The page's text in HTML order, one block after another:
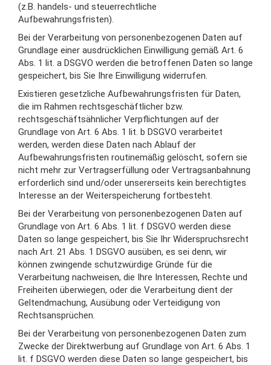
(z.B. handels- und steuerrechtliche
Aufbewahrungsfristen).
Bei der Verarbeitung von personenbezogenen Daten auf
Grundlage einer ausdrücklichen Einwilligung gemäß Art. 6
Abs. 1 lit. a DSGVO werden die betroffenen Daten so lange
gespeichert, bis Sie Ihre Einwilligung widerrufen.
Existieren gesetzliche Aufbewahrungsfristen für Daten,
die im Rahmen rechtsgeschäftlicher bzw.
rechtsgeschäftsähnlicher Verpflichtungen auf der
Grundlage von Art. 6 Abs. 1 lit. b DSGVO verarbeitet
werden, werden diese Daten nach Ablauf der
Aufbewahrungsfristen routinemäßig gelöscht, sofern sie
nicht mehr zur Vertragserfüllung oder Vertragsanbahnung
erforderlich sind und/oder unsererseits kein berechtigtes
Interesse an der Weiterspeicherung fortbesteht.
Bei der Verarbeitung von personenbezogenen Daten auf
Grundlage von Art. 6 Abs. 1 lit. f DSGVO werden diese
Daten so lange gespeichert, bis Sie Ihr Widerspruchsrecht
nach Art. 21 Abs. 1 DSGVO ausüben, es sei denn, wir
können zwingende schutzwürdige Gründe für die
Verarbeitung nachweisen, die Ihre Interessen, Rechte und
Freiheiten überwiegen, oder die Verarbeitung dient der
Geltendmachung, Ausübung oder Verteidigung von
Rechtsansprüchen.
Bei der Verarbeitung von personenbezogenen Daten zum
Zwecke der Direktwerbung auf Grundlage von Art. 6 Abs. 1
lit. f DSGVO werden diese Daten so lange gespeichert, bis